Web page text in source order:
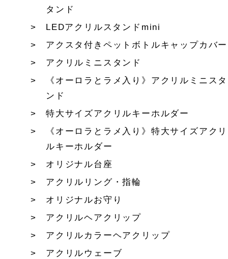
タンド
LEDアクリルスタンドmini
アクスタ付きペットボトルキャップカバー
アクリルミニスタンド
《オーロラとラメ入り》アクリルミニスタ
ンド
特大サイズアクリルキーホルダー
《オーロラとラメ入り》特大サイズアクリ
ルキーホルダー
オリジナル台座
アクリルリング・指輪
オリジナルお守り
アクリルヘアクリップ
アクリルカラーヘアクリップ
アクリルウェーブ